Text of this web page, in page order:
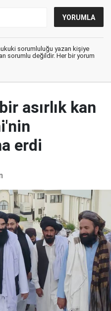
sorumluluğu yazan kişiye
sorumlu değildir. Her bir yorum
asırlık kan
erdi